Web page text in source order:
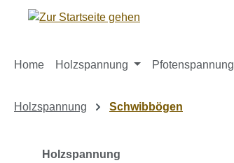
Hauptinhalt springen
Zur Suche springen
Zur Hauptnavigation springen
Home Holzspannung Pfotenspannung
Holzspannung Schwibbögen
Holzspannung